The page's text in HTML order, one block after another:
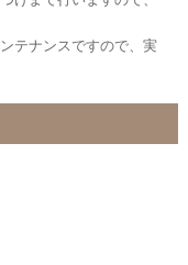
テナンスですので、実